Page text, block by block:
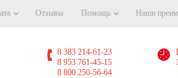
Отзывы Помощь Наши
8 383 214-61-23
8 953 761-45-15
8 800 250-56-64